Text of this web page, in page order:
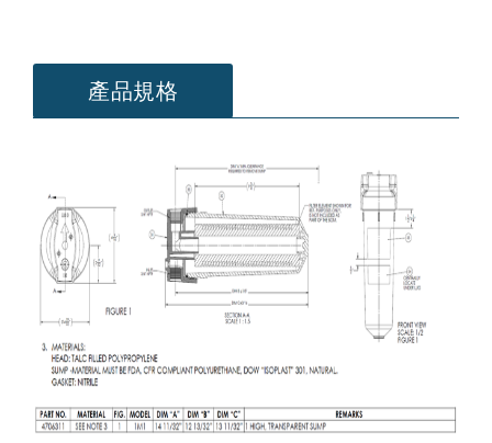
產品規格